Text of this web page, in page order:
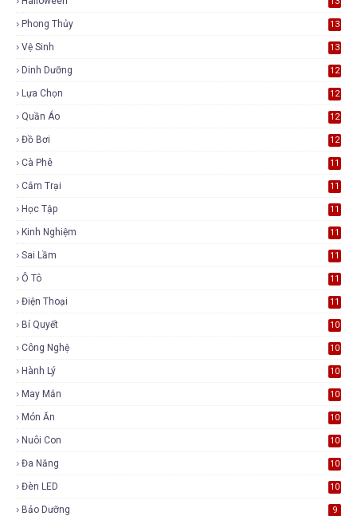
Phong Thủy 13
Vệ Sinh 13
Dinh Dưỡng 12
Lựa Chọn 12
Quần Áo 12
Đồ Bơi 12
Cà Phê 11
Cắm Trại 11
Học Tập 11
Kinh Nghiệm 11
Sai Lầm 11
Ô Tô 11
Điện Thoại 11
Bí Quyết 10
Công Nghệ 10
Hành Lý 10
May Mắn 10
Món Ăn 10
Nuôi Con 10
Đa Năng 10
Đèn LED 10
Bảo Dưỡng 9